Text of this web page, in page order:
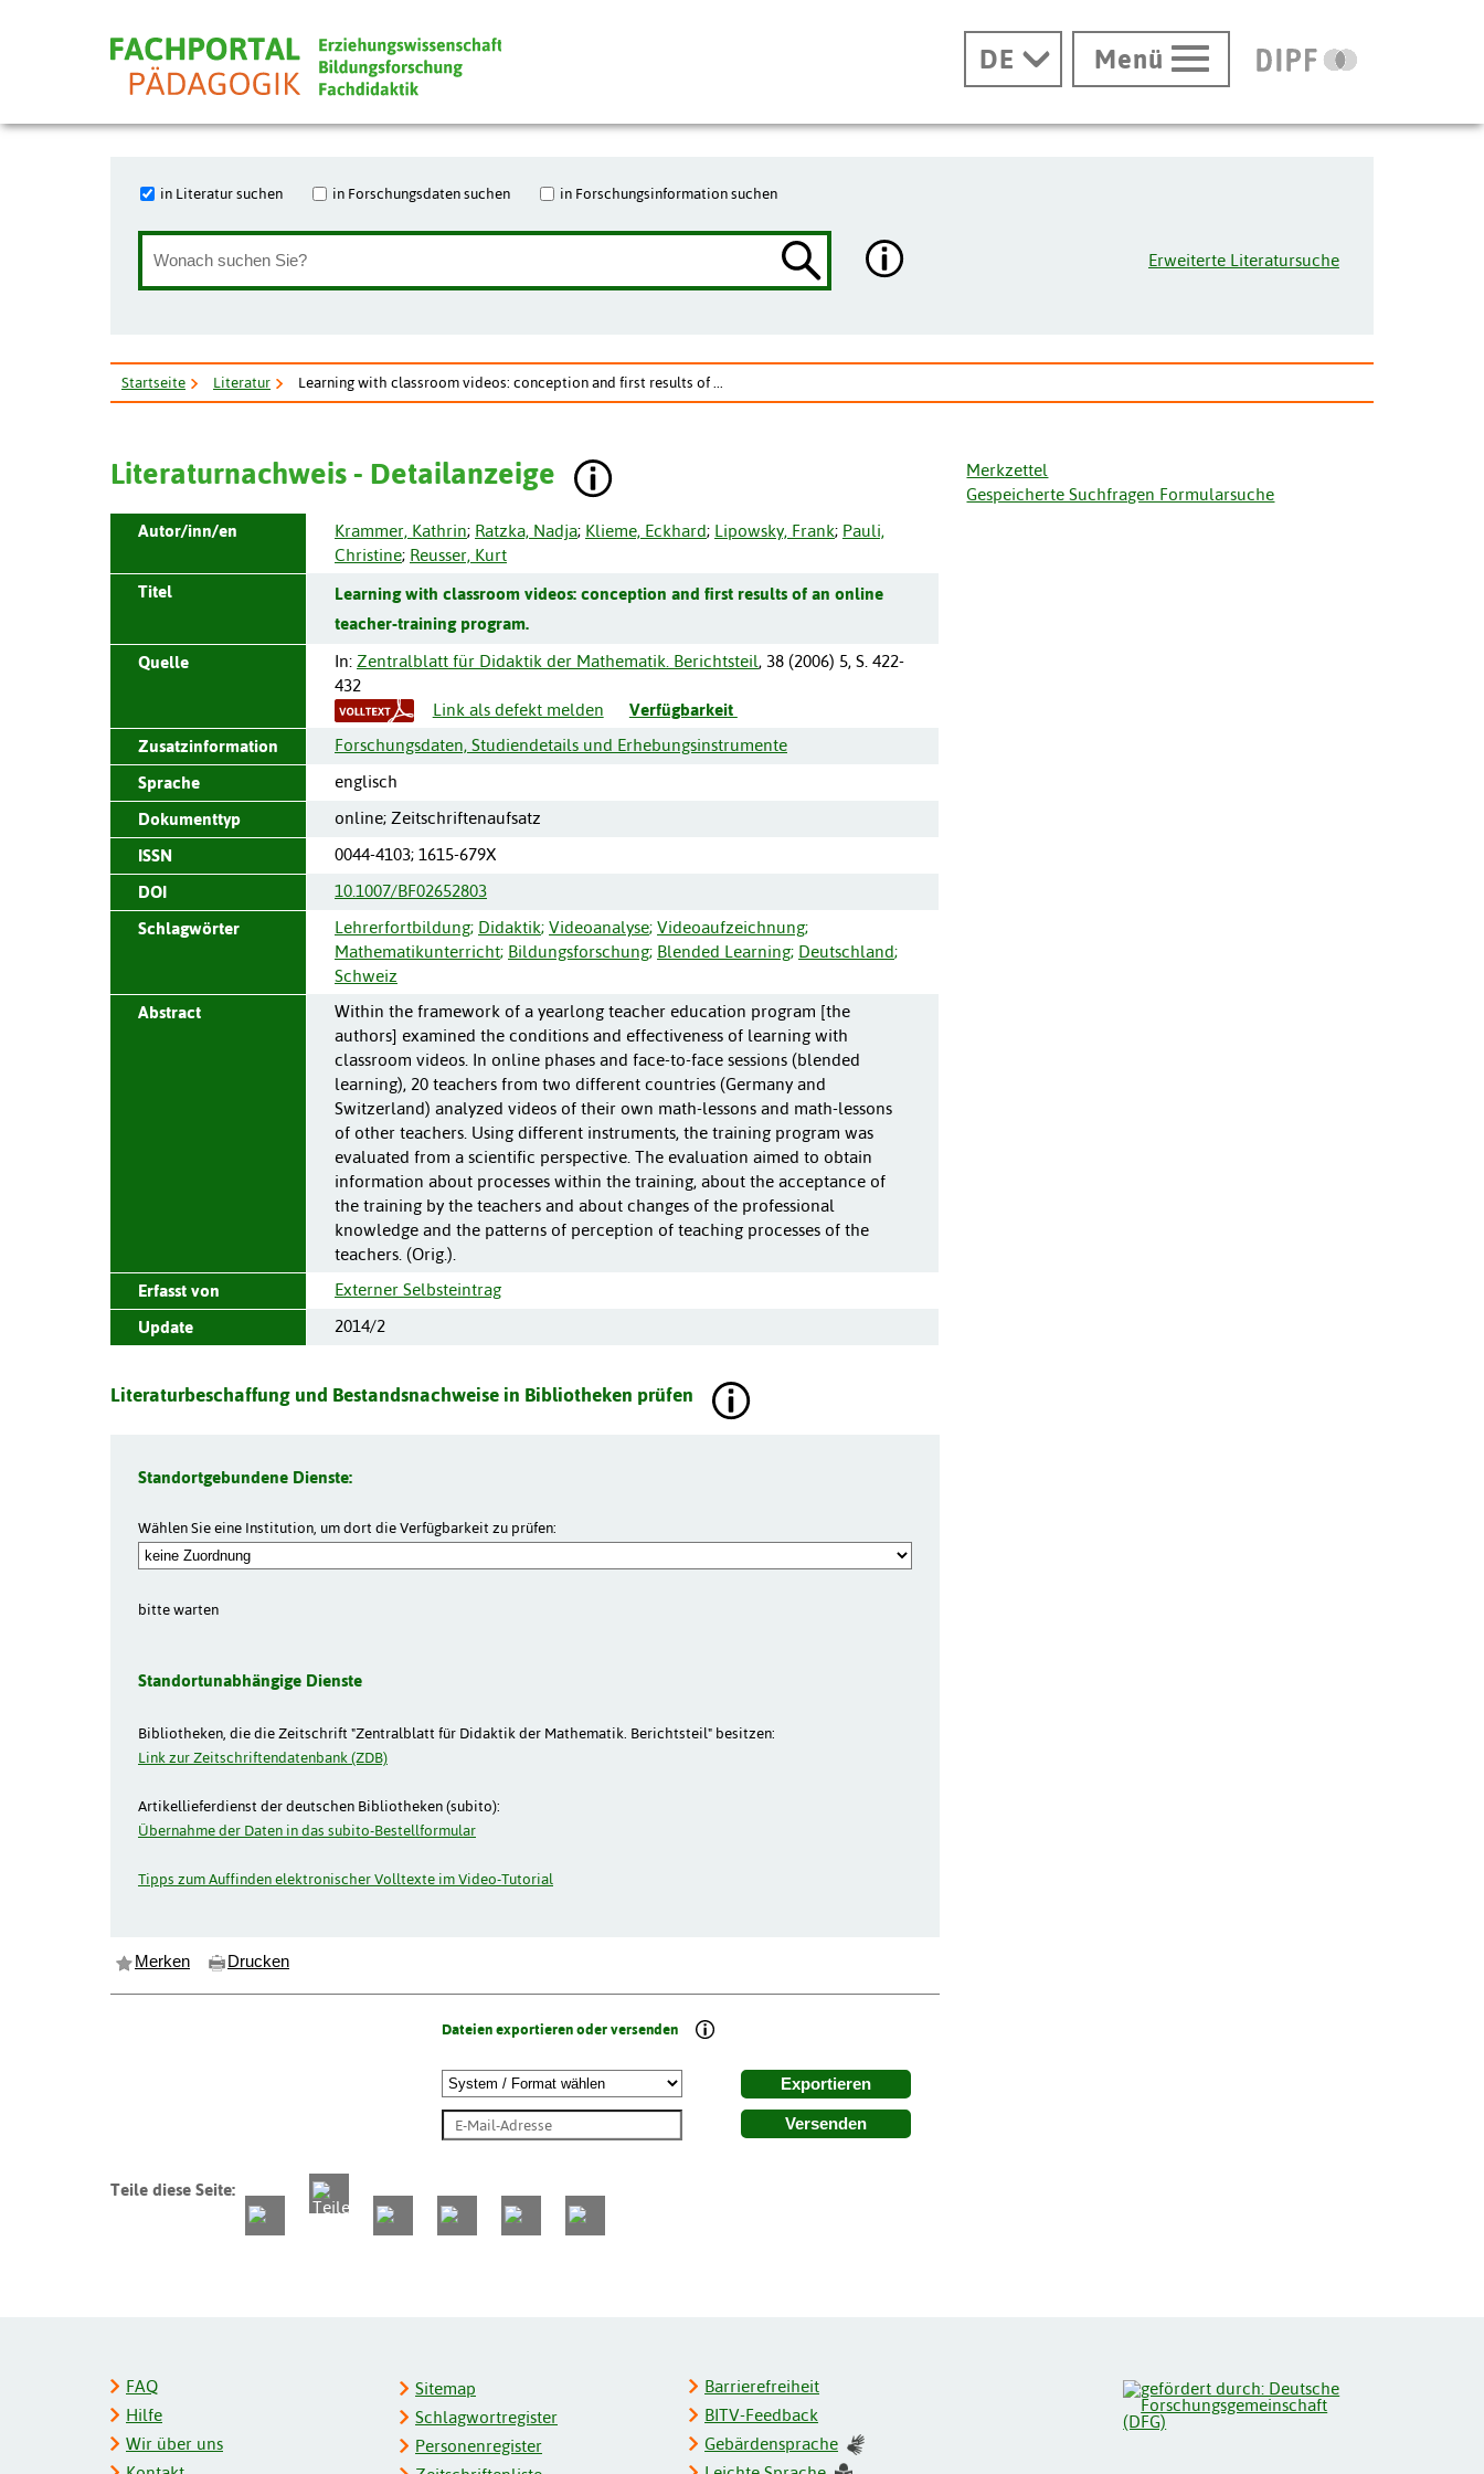
DE Menü
in Literatur suchen in Forschungsdaten suchen in Forschungsinformation suchen
Erweiterte Literatursuche
Startseite Literatur Learning with classroom videos: conception and first results of ...
Literaturnachweis - Detailanzeige
Merkzettel
Gespeicherte Suchfragen Formularsuche
Autor/inn/en
Krammer, Kathrin; Ratzka, Nadja; Klieme, Eckhard; Lipowsky, Frank; Pauli,
Christine; Reusser, Kurt
Titel
Learning with classroom videos: conception and first results of an online
teacher-training program.
Quelle In: Zentralblatt für Didaktik der Mathematik. Berichtsteil, 38 (2006) 5, S. 422-
432
Link als defekt melden
Verfügbarkeit
Zusatzinformation
Forschungsdaten, Studiendetails und Erhebungsinstrumente
Sprache
englisch
Dokumenttyp
online; Zeitschriftenaufsatz
ISSN
0044-4103; 1615-679X
DOI
10.1007/BF02652803
Schlagwörter
Lehrerfortbildung; Didaktik; Videoanalyse; Videoaufzeichnung;
Mathematikunterricht; Bildungsforschung; Blended Learning; Deutschland;
Schweiz
Abstract
Within the framework of a yearlong teacher education program [the
authors] examined the conditions and effectiveness of learning with
classroom videos. In online phases and face-to-face sessions (blended
learning), 20 teachers from two different countries (Germany and
Switzerland) analyzed videos of their own math-lessons and math-lessons
of other teachers. Using different instruments, the training program was
evaluated from a scientific perspective. The evaluation aimed to obtain
information about processes within the training, about the acceptance of
the training by the teachers and about changes of the professional
knowledge and the patterns of perception of teaching processes of the
teachers. (Orig.).
Erfasst von
Externer Selbsteintrag
Update
2014/2
Literaturbeschaffung und Bestandsnachweise in Bibliotheken prüfen
Standortgebundene Dienste:
Wählen Sie eine Institution, um dort die Verfügbarkeit zu prüfen:
bitte warten
Standortunabhängige Dienste
Bibliotheken, die die Zeitschrift "Zentralblatt für Didaktik der Mathematik. Berichtsteil" besitzen:
Link zur Zeitschriftendatenbank (ZDB)
Artikellieferdienst der deutschen Bibliotheken (subito):
Übernahme der Daten in das subito-Bestellformular
Tipps zum Auffinden elektronischer Volltexte im Video-Tutorial
Merken Drucken
Dateien exportieren oder versenden
Exportieren
Versenden
Teile diese Seite:
FAQ
Hilfe
Wir über uns
Sitemap
Schlagwortregister
Personenregister
Barrierefreiheit
BITV-Feedback
Gebärdensprache